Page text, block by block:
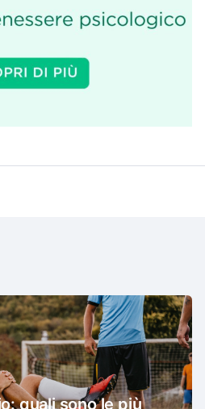
quali sono le più